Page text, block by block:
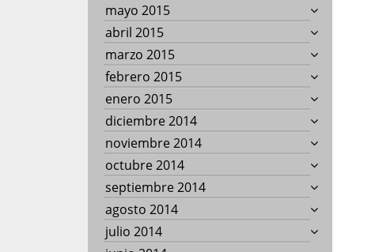
mayo 2015
abril 2015
marzo 2015
febrero 2015
enero 2015
diciembre 2014
noviembre 2014
octubre 2014
septiembre 2014
agosto 2014
julio 2014